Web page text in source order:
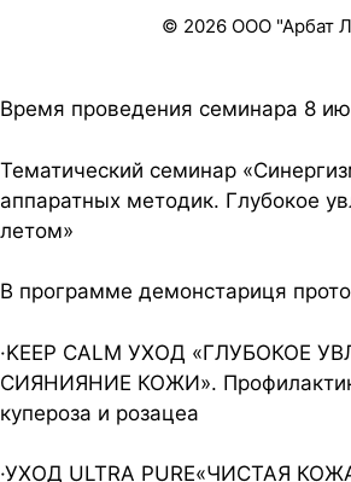
© 2026 ООО "Арбат
Время проведения семинара 8
Тематический семинар
аппаратных методик. Глубокое
летом»
В программе демонстариця
·KEEP CALM УХОД «ГЛУБОКОЕ
СИЯНИЯНИЕ КОЖИ».
купероза и розацеа
·УХОД ULTRA PURE«ЧИСТАЯ